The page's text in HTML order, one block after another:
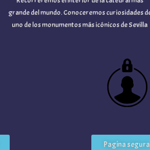
grande del mundo. Conoceremos curiosidades de
uno de los monumentos más icónicos de Sevilla
Pagina segura